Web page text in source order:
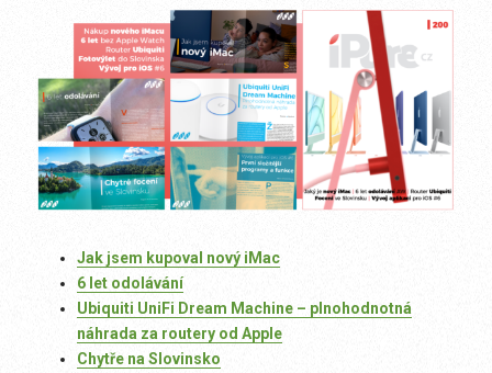
Jak jsem kupoval nový iMac
6 let odolávání
Ubiquiti UniFi Dream Machine – plnohodnotná
náhrada za routery od Apple
Chytře na Slovinsko